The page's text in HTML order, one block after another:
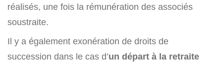
réalisés, une fois la rémunération des associés
soustraite.
Il y a également exonération de droits de
succession dans le cas d’un départ à la retraite